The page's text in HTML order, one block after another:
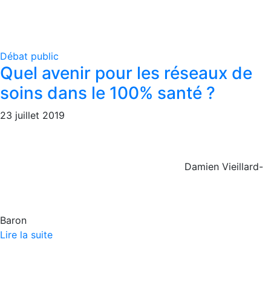
Débat public
Quel avenir pour les réseaux de
soins dans le 100% santé ?
23 juillet 2019
Damien Vieillard-
Baron
Lire la suite